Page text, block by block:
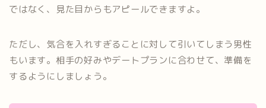
ではなく、見た目からもアピールできますよ。
ただし、気合を入れすぎることに対して引いてしまう男性
もいます。相手の好みやデートプランに合わせて、準備を
するようにしましょう。